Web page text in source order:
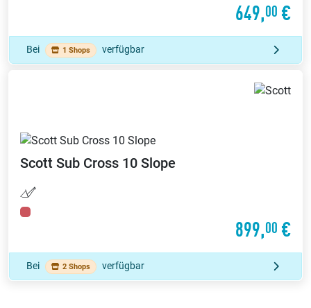
649,00 €
Bei 1 Shops verfügbar
Scott Sub Cross 10 Slope
899,00 €
Bei 2 Shops verfügbar